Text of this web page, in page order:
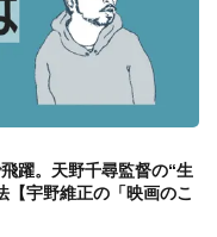
躍。天野千尋監督の“生
【宇野維正の「映画のこ